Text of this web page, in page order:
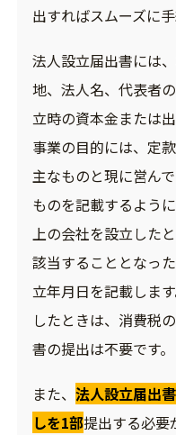
出すればスムーズに
法人設立届出書には
地、法人名、代表者
立時の資本金または
事業の目的には、定
主なものと現に営ん
ものを記載するよう
上の会社を設立した
該当することとなっ
立年月日を記載しま
したときは、消費税
書の提出は不要です。
また、 法人設立届出
しを1部提出する必要